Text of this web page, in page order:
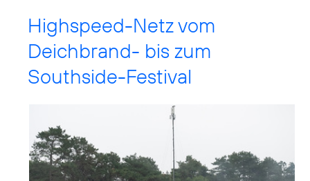
Highspeed-Netz vom
Deichbrand- bis zum
Southside-Festival